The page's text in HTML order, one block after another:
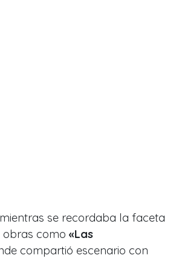
se recordaba la faceta
obras como «Las
compartió escenario con